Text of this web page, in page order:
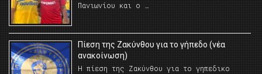
Πανιωνίου και ο …
Πίεση της Ζακύνθου για το γήπεδο (νέα
ανακοίνωση)
Η πίεση της Ζακύνθου για το γηπεδικο